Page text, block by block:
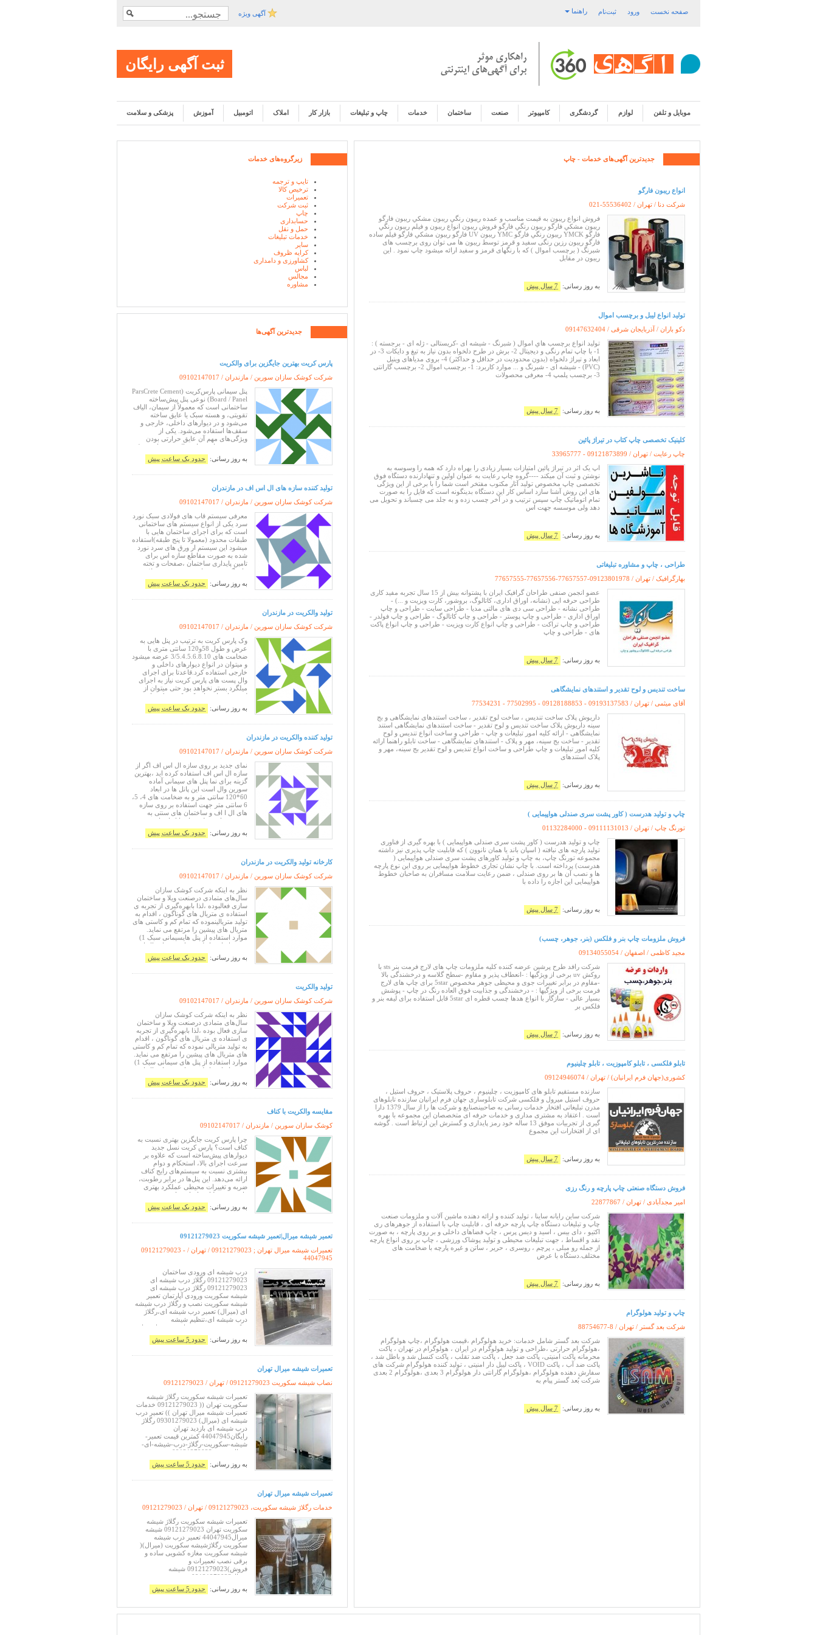
صفحه نخست ورود ثبت‌نام راهنما آگهی ویژه
ثبت آگهی رایگان
پزشکی و سلامت آموزش اتومبیل املاک بازار کار چاپ و تبلیغات خدمات ساختمان صنعت کامپیوتر گردشگری لوازم موبایل و تلفن
جدیدترین آگهی‌های خدمات - چاپ
انواع ریبون فارگو
شرکت دنا / تهران / 021-55536402
فروش انواع ريبون به قیمت مناسب و عمده ريبون رنگي ريبون مشکي ريبون فارگو
ريبون مشکي فارگو ريبون رنگي فارگو فروش ريبون انواع ريبون و فيلم ريبون رنگي
فارگو YMCK ريبون رنگي فارگو YMC ريبون UV فارگو ريبون مشکي فارگو فيلم ساده
فارگو ریبون رزین رنگی سفید و قرمز توسط ریبون ها می توان روی برچسب های
شبرنگ ( برچسب اموال ) که با رنگهای قرمز و سفید ارائه میشود چاپ نمود . این
ریبون در مقابل
به روز رسانی: 7 سال پیش
تولید انواع لیبل و برچسب اموال
دکو باران / آذربایجان شرقی / 09147632404
توليد انواع برچسب هاي اموال ( شبرنگ - شیشه ای -کریستالی - ژله ای - برجسته ) :
1- با چاپ تمام رنگی و دیجیتال 2- برش در طرح دلخواه بدون نیاز به تیغ و دایکات 3- در
ابعاد و تیراژ دلخواه (بدون محدودیت در حداقل و حداکثر) 4- بروی مدیاهای وینیل
(PVC) - شیشه ای - شبرنگ و ... موارد کاربرد: 1- برچسب اموال 2- برچسب گارانتی
3- برچسب پلمپ 4- معرفی محصولات
به روز رسانی: 7 سال پیش
کلینیک تخصصی چاپ کتاب در تیراژ پائین
چاپ رعایت / تهران / 33965777 - 09121873899
اپ یک اثر در تیراژ پائین امتیازات بسیار زیادی را بهراه دارد که همه را وسوسه به
نوشتن و ثبت آن میکند ----گروه چاپ رعایت به عنوان اولین و تنهادارنده دستگاه فوق
تخصصی چاپ مخصوص تولید آثار مکتوب مفتخر است شما را با برخی از این ویژگی
های این روش آشنا سازد اساس کار این دستگاه بدینگونه است که فایل را به صورت
تمام اتوماتیک چاپ سپس ترتیب و در آخر چسب زده و به جلد می چسباند و تحویل می
دهد ولی موسسه جهت اس
به روز رسانی: 7 سال پیش
طراحی ، چاپ و مشاوره تبلیغاتی
بهارگرافیک / تهران / 77657555-77657556-77657557-09123801978
عضو انجمن صنفی طراحان گرافیک ایران با پشتوانه بیش از 15 سال تجربه مفید کاری
طراحی حرفه ایی (نشانه، اوراق اداری، کاتالوگ، بروشور، کارت ویزیت و ...) -
طراحی نشانه - طراحی سی دی های مالتی مدیا - طراحی سایت - طراحی و چاپ
اوراق اداری - طراحی و چاپ پوستر - طراحی و چاپ کاتالوگ - طراحی و چاپ فولدر -
طراحی و چاپ تراکت - طراحی و چاپ انواع کارت ویزیت - طراحی و چاپ انواع پاکت
های - طراحی و چاپ
به روز رسانی: 7 سال پیش
ساخت تندیس و لوح تقدیر و استندهای نمایشگاهی
آقای میثمی / تهران / 77534231 - 77502995 - 09128188853 - 09193137583
داریوش پلاک ساخت تندیس ، ساخت لوح تقدیر ، ساخت استندهای نمایشگاهی و بج
سینه داریوش پلاک ساخت تندیس و لوح تقدیر - ساخت استندهای نمایشگاهی استند
نمایشگاهی - ارائه کلیه امور تبلیغات و چاپ - طراحی و ساخت انواع تندیس و لوح
تقدیر - ساخت بج سینه، مهر و پلاک - استندهای نمایشگاهی - ساخت تابلو راهنما ارائه
کلیه امور تبلیغات و چاپ طراحی و ساخت انواع تندیس و لوح تقدیر بج سینه، مهر و
پلاک استندهای
به روز رسانی: 7 سال پیش
چاپ و تولید هدرست ( کاور پشت سری صندلی هواپیمایی )
تورنگ چاپ / تهران / 01132284000 - 09111131013
چاپ و تولید هدرست ( کاور پشت سری صندلی هواپیمایی ) با بهره گیری از فناوری
تولید پارچه های نبافته ( اسپان باند یا همان نانوون ) که قابلیت چاپ پذیری نیز داشته
مجموعه تورنگ چاپ، به چاپ و تولید کاورهای پشت سری صندلی هواپیمایی (
هدرست) پرداخته است. با چاپ نشان تجاری خطوط هواپیمایی بر روی این نوع پارچه
ها و نصب آن ها بر روی صندلی ، ضمن رعایت سلامت مسافران به صاحبان خطوط
هواپیمایی این اجازه را داده با
به روز رسانی: 7 سال پیش
فروش ملزومات چاپ بنر و فلکس (بنر، جوهر، چسب)
مجید کاظمی / اصفهان / 09134055054
شرکت رافد طرح پرشین عرضه کننده کلیه ملزومات چاپ های لارج فرمت بنر sts با
روکش uv برخی از ویژگیها : -انعطاف پذیر و مقاوم -سطح گلاسه و درخشندگی بالا
-مقاوم در برابر تغییرات جوی و محیطی جوهر مخصوص 5star برای چاپ های لارج
فرمت برخی از ویژگیها : - درخشندگی و جذابیت فوق العاده رنگ در چاپ - پوشش
بسیار عالی - سازگار با انواع هدها چسب قطره ای 5star قابل استفاده برای لیفه بنر و
فلکس بر
به روز رسانی: 7 سال پیش
تابلو فلکسی ، تابلو کامپوزیت ، تابلو چلینیوم
کشوری(جهان فرم ایرانیان) / تهران / 09124946074
سازنده مستقیم تابلو های کامپوزیت ، چلینیوم ، حروف پلاستیک ، حروف استیل ،
حروف استیل میرول و فلکسی شرکت تابلوساری جهان فرم ایرانیان سازنده تابلوهای
مدرن تبلیغاتی افتخار خدمات رسانی به صاحبینصنایع و شرکت ها را از سال 1379 دارا
است . اعتقاد به مشتری مداری و خدمات حرفه ای متخصصان این مجموعه با بهره
گیری از تجربیات موفق 13 ساله خود رمز پایداری و گسترش این ارتباط است . گوشه
ای از افتخارات این مجموع
به روز رسانی: 7 سال پیش
فروش دستگاه صنعتی چاپ پارچه و رنگ رزی
امیر مجدآبادی / تهران / 22877867
شرکت ساین رایانه ساینا ، تولید کننده و ارائه دهنده ماشین آلات و ملزومات صنعت
چاپ و تبلیغات دستگاه چاپ پارچه حرفه ای ، قابلیت چاپ با استفاده از جوهرهای ری
اکتیو ، دای بیس ، اسید و دیس پرس ، چاپ فضاهای داخلی و بر روی پارچه ، به صورت
نقد و اقساط ، جهت تبلیغات محیطی و تولید پوشاک ورزشی ، چاپ بر روی انواع پارچه
از جمله رو مبلی ، پرچم ، روسری ، حریر ، ساتن و غیره پارچه با ضخامت های
مختلف.دستگاه با عرض
به روز رسانی: 7 سال پیش
چاپ و تولید هولوگرام
شرکت بعد گستر / تهران / 88754677-8
شرکت بعد گستر شامل خدمات: خرید هولوگرام ،قیمت هولوگرام ،چاپ هولوگرام
،هولوگرام حرارتی ،طراحی و تولید هولوگرام در ایران ، هولوگرام در تهران ، پاکت
محرمانه پاکت امنیتی، پاکت ضد جعل ، پاکت ضد تقلب ، پاکت کنسل شد و باطل شد ،
پاکت ضد آب ، پاکت VOID ، پاکت لیبل دار امنیتی ، تولید کننده هولوگرام شرکت های
سفارش دهنده هولوگرام ،هولوگرام گارانتی دار هولوگرام 3 بعدی ،هولوگرام 2 بعدی
شرکت بُعد گستر پیام به
به روز رسانی: 7 سال پیش
زیرگروه‌های خدمات
تایپ و ترجمه
ترخیص کالا
تعمیرات
ثبت شرکت
چاپ
حسابداری
حمل و نقل
خدمات تبلیغات
سایر
کرایه ظروف
کشاورزی و دامداری
لباس
مجالس
مشاوره
جدیدترین آگهی‌ها
پارس کریت بهترین جایگزین برای والکریت
شرکت کوشک سازان سورین / مازندران / 09102147017
پنل سیمانی پارس‌کریت (ParsCrete Cement
Board / Panel) نوعی پنل پیش‌ساخته
ساختمانی است که معمولاً از سیمان، الیاف
تقویتی، و هسته سبک یا عایق ساخته
می‌شود و در دیوارهای داخلی، خارجی و
سقف‌ها استفاده می‌شود. یکی از
ویژگی‌های مهم آن عایق حرارتی بودن
ساختار پنل سیمانی پارس‌کریت ساختار این
پنل‌ها معمولاً شامل چند لایه است: وجود
به روز رسانی: حدود یک ساعت پیش
تولید کننده سازه های ال اس اف در مازندران
شرکت کوشک سازان سورین / مازندران / 09102147017
معرفی سیستم قاب های فولادی سبک نورد
سرد یکی از انواع سیستم های ساختمانی
است که برای اجرای ساختمان هایی با
طبقات محدود (معمولا تا پنج طبقه)استفاده
میشود این سیستم ار ورق های سرد نورد
شده به صورت مقاطع سازه اس برای
تامین پایداری ساختمان ،صفحات و تخته
های گچی به عنوان پوشش درونی ،لایه
های عایق حرارتی و صوتی ،قطعات دیواره
خارجی به عنوان نماو عناصر تکمیل کننده
به روز رسانی: حدود یک ساعت پیش
تولید والکریت در مازندران
شرکت کوشک سازان سورین / مازندران / 09102147017
وک پارس کریت به ترتیب در پنل هایی به
عرض و طول 58و120 سانتی متری با
ضخامت های 3/5.4.5.6.8.10 عرضه میشود
و میتوان در انواع دیوارهای داخلی و
خارجی استفاده کرد.قاعدتا برای اجرای
وال پست های پارس کریت نیاز به اجرای
میلگرد بستر نخواهد بود حتی میتوان از
لقمه هایی استفاده کنید که فقط محل
اتصال بند دو بلوک رانگه داردو وزن آن
حدود650کیلوگرم بر متر مکعب استبه روز رسانی: حدود یک ساعت پیش
تولید کننده والکریت در مازندران
شرکت کوشک سازان سورین / مازندران / 09102147017
نمای جدید بر روی سازه ال اس اف اگر از
سازه ال اس اف استفاده کرده اید ،بهترین
گزینه برای نما پنل های سیمانی آماده
سورین وال است این پانل ها در ابعاد
60*120 سانتی متر و به ضخامت های 4، 5،
6 سانتی متر جهت استفاده بر روی سازه
های ال ا اف و ساختمان های سنتی به
صورت ساده وطرح دار قابل اجراست . به
صورت کلی پنل های 5 و 6 سانتی برای
پوشش خارجی و نما و پنل های 4 سانتی نیز
به روز رسانی: حدود یک ساعت پیش
کارخانه تولید والکریت در مازندران
شرکت کوشک سازان سورین / مازندران / 09102147017
نظر به اینکه شرکت کوشک سازان
سال‌های متمادی درصنعت ویلا و ساختمان
سازی فعالبوده ،لذا بابهره‌گیری از تجربه ی
استفاده ی متریال های گوناگون ، اقدام به
تولید متریالینموده که تمام کم و کاستی های
متریال های پیشین را مرتفع می نماید.
موارد استفاده از پنل هایسیمانی سبک 1)
در فضا های داخلی و خارجی سازه ال اس
اف lsf 2) به عنوان پوشش نهایی نمای
ساختمان
به روز رسانی: حدود یک ساعت پیش
تولید والکریت
شرکت کوشک سازان سورین / مازندران / 09102147017
نظر به اینکه شرکت کوشک سازان
سال‌های متمادی درصنعت ویلا و ساختمان
سازی فعال بوده ،لذا بابهره‌گیری از تجربه
ی استفاده ی متریال های گوناگون ، اقدام
به تولید متریالی نموده که تمام کم و کاستی
های متریال های پیشین را مرتفع می نماید.
موارد استفاده از پنل های سیمانی سبک 1)
در فضا های داخلی و خارجی سازه ال اس
اف lsf 2) به عنوان پوشش نهایی نمای
ساختمان 3) به عنوان دیوار جدا کننده
به روز رسانی: حدود یک ساعت پیش
مقایسه والکریت با کناف
کوشک سازان سورین / مازندران / 09102147017
چرا پارس کریت جایگزین بهتری نسبت به
کناف است؟ پارس کریت نسل جدید
دیوارهای پیش‌ساخته است که علاوه بر
سرعت اجرای بالا، استحکام و دوام
بیشتری نسبت به سیستم‌های رایج کناف
ارائه می‌دهد. این پنل‌ها در برابر رطوبت،
ضربه و تغییرات محیطی عملکرد بهتری
داشته و به دلیل ساختار مقاوم خود،
گزینه‌ای مناسب برای فضاهای مسکونی،
اداری، تجاری و صنعتی هستند. از مهم‌ترین
به روز رسانی: حدود یک ساعت پیش
تعمیر شیشه میرال|تعمیر شیشه سکوریت 09121279023
تعمیرات شیشه میرال تهران ; 09121279023 / تهران /
09121279023 -
44047945
درب شیشه ای ورودی ساختمان
09121279023 رگلاژ درب شیشه ای
09121279023 رگلاژ درب شیشه ای
شیشه سکوریت ورودی آپارتمان تعمیر
شیشه سکوریت نصب و رگلاژ درب شیشه
ای (میرال) تعمیر درب شیشه ای،رگلاژ
درب شیشه ای،تنظیم شیشه
سکوریت،سرویس دربهای شیشه ای،جا به
جایی شیشه سکوریت،تعمیرات دربهای
شیشه ای،تعمیرات و فروش یراق الات
به روز رسانی: حدود 5 ساعت پیش
تعمیرات شیشه میرال تهران
نصاب شیشه سکوریت 09121279023 / تهران /
09121279023
تعمیرات شیشه سکوریت رگلاژ شیشه
سکوریت تهران (( 09121279023 خدمات
تعمیرات شیشه میرال تهران )) تعمیر درب
شیشه ای (میرال) 09301279023 رگلاژ
درب شیشه ای بازدید تهران
رایگان44047945 کمترین قیمت تعمیر-
شیشه-سکوریت-رگلاژ-درب-شیشه-ای-
میرال-فوری;09121279023
به روز رسانی:
حدود 5 ساعت پیش
تعمیرات شیشه میرال تهران
خدمات رگلاژ شیشه سکوریت، 09121279023 / تهران /
09121279023
تعمیرات شیشه سکوریت رگلاژ شیشه
سکوریت تهران 09121279023 شیشه
میرال44047945 تعمیر درب شیشه
سکوریت رگلاژشیشه سکوریت (میرال)(
شیشه سکوریت مغازه کشویی ساده و
برقی نصب تعمیرات و
فروش)09121279023 شیشه
سکوریت رگلاژشیشه سکوریت (میرال)(
شیشه سکوریت مغازه کشویی ساده و
شیشه میرال09121279023 ( شیشه
سکوریت مغازه کشویی ساده و برقی
به روز رسانی: حدود 5 ساعت پیش